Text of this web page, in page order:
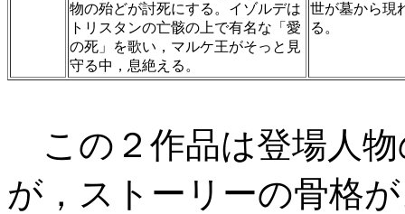
物の殆どが討死にする。イゾルデは
トリスタンの亡骸の上で有名な「愛
の死」を歌い，マルケ王がそっと見
守る中，息絶える。
世が墓から現
る。
この２作品は登場人
が，ストーリーの骨格